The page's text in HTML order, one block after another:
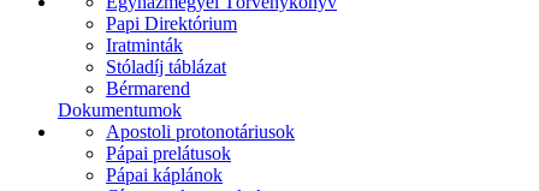
Papi Direktórium
Iratminták
Stóladíj táblázat
Bérmarend
Dokumentumok
Apostoli protonotáriusok
Pápai prelátusok
Pápai káplánok